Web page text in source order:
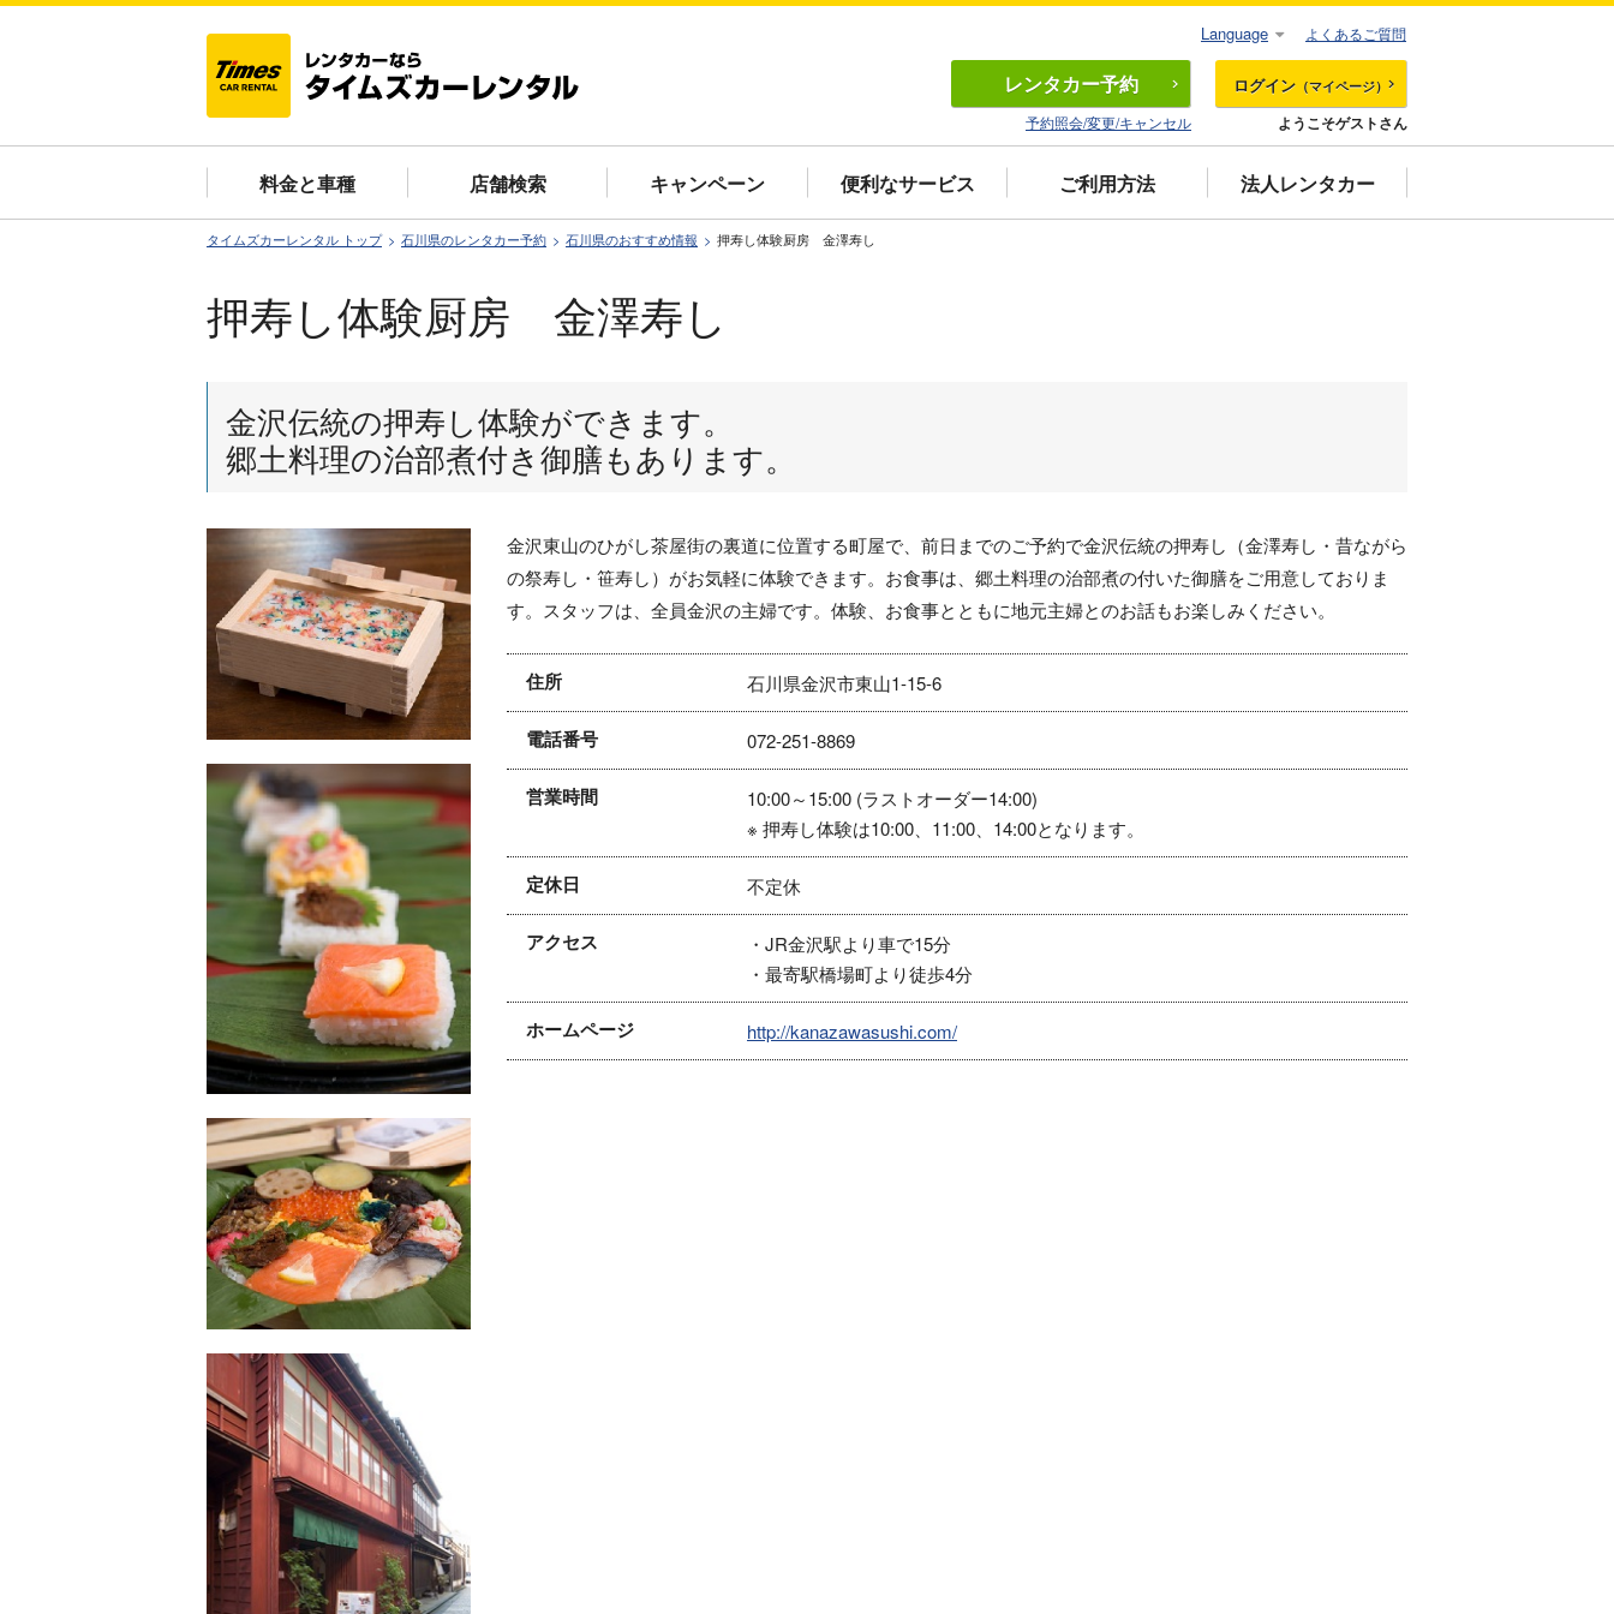
レンタカー予約
予約照会/変更/キャンセル
ログイン （マイページ）
ようこそゲストさん
料金と車種 店舗検索 キャンペーン 便利なサービス ご利用方法 法人レンタカー
よくあるご質問
Language
タイムズカーレンタル トップ 石川県のレンタカー予約 石川県のおすすめ情報 押寿し体験厨房 金澤寿し
押寿し体験厨房 金澤寿し
金沢伝統の押寿し体験ができます。
郷土料理の治部煮付き御膳もあります。
金沢東山のひがし茶屋街の裏道に位置する町屋で、前日までのご予約で金沢伝統の押寿し（金澤寿し・昔ながら
の祭寿し・笹寿し）がお気軽に体験できます。お食事は、郷土料理の治部煮の付いた御膳をご用意しておりま
す。スタッフは、全員金沢の主婦です。体験、お食事とともに地元主婦とのお話もお楽しみください。
住所 石川県金沢市東山1-15-6
電話番号 072-251-8869
営業時間
10:00～15:00 (ラストオーダー14:00)
※ 押寿し体験は10:00、11:00、14:00となります。
定休日 不定休
アクセス
・JR金沢駅より車で15分
・最寄駅橋場町より徒歩4分
ホームページ http://kanazawasushi.com/